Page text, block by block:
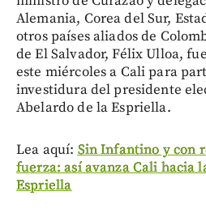
Alemania, Corea del Sur,
otros países aliados de
de El Salvador, Félix Ulloa,
este miércoles a Cali para
investidura del presidente
Abelardo de la Espriella.
Lea aquí: Sin Infantino y con
fuerza: así avanza Cali hacia
Espriella